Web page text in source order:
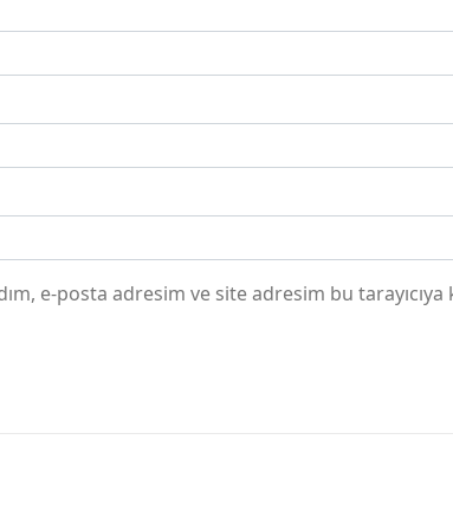
e-posta adresim ve site adresim bu tarayıcıya